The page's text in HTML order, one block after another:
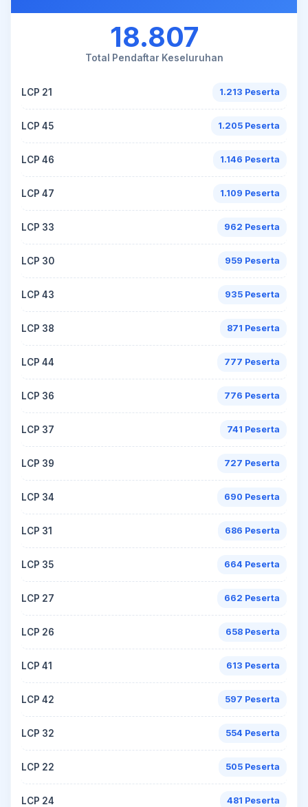
18.807
Total Pendaftar Keseluruhan
LCP 21 1.213 Peserta
LCP 45 1.205 Peserta
LCP 46 1.146 Peserta
LCP 47 1.109 Peserta
LCP 33 962 Peserta
LCP 30 959 Peserta
LCP 43 935 Peserta
LCP 38 871 Peserta
LCP 44 777 Peserta
LCP 36 776 Peserta
LCP 37 741 Peserta
LCP 39 727 Peserta
LCP 34 690 Peserta
LCP 31 686 Peserta
LCP 35 664 Peserta
LCP 27 662 Peserta
LCP 26 658 Peserta
LCP 41 613 Peserta
LCP 42 597 Peserta
LCP 32 554 Peserta
LCP 22 505 Peserta
LCP 24 481 Peserta